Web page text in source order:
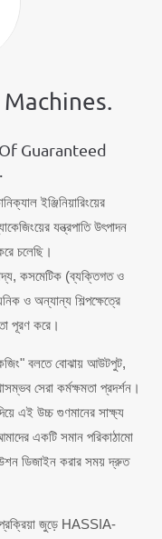
Guaranteed
ইঞ্জিনিয়ারিংয়ের
যন্ত্রপাতি উৎপাদন
চলেছি।
কসমেটিক (ব্যক্তিগত ও
ও অন্যান্য শিল্পক্ষেত্রে
পূরণ করে।
বলতে বোঝায় আউটপুট,
সেরা কর্মক্ষমতা প্রদর্শন।
এই উচ্চ গুণমানের সাক্ষ্য
একটি সমান পরিকাঠামো
ডিজাইন করার সময় দ্রুত
প্রক্রিয়া জুড়ে HASSIA-